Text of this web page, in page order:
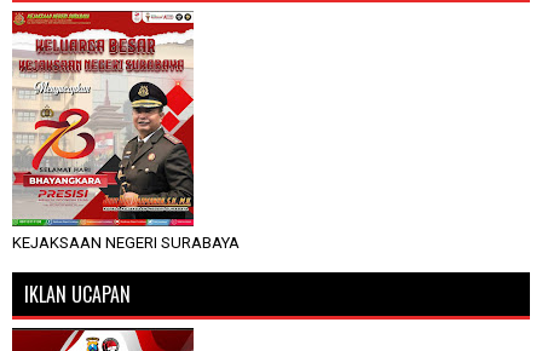
KEJAKSAAN NEGERI SURABAYA
IKLAN UCAPAN